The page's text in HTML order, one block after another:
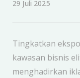
29 Juli 2025
Tingkatkan
kawasan bisnis
menghadirkan